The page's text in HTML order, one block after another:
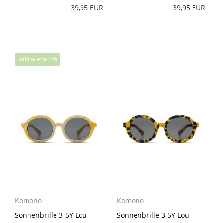
39,95 EUR
39,95 EUR
Komono
Sonnenbrille 3-5Y Lou
Komono
Sonnenbrille 3-5Y Lou